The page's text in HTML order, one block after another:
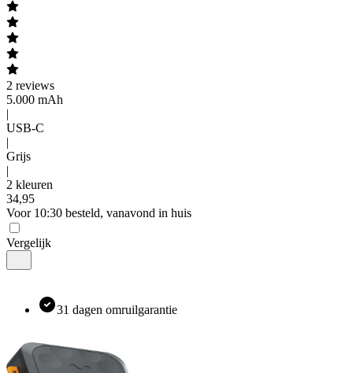
2 reviews
5.000 mAh
|
USB-C
|
Grijs
|
2 kleuren
34,95
Voor 10:30 besteld, vanavond in huis
Vergelijk
31 dagen omruilgarantie